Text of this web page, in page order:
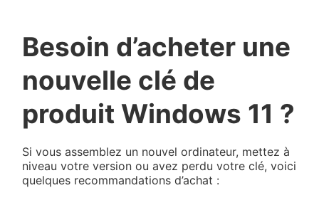
Besoin d’acheter une
nouvelle clé de
produit Windows 11 ?
Si vous assemblez un nouvel ordinateur, mettez à
niveau votre version ou avez perdu votre clé, voici
quelques recommandations d’achat :